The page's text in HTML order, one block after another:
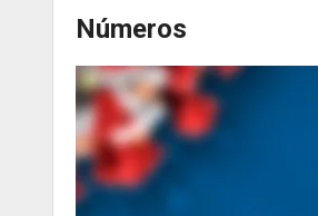
Números